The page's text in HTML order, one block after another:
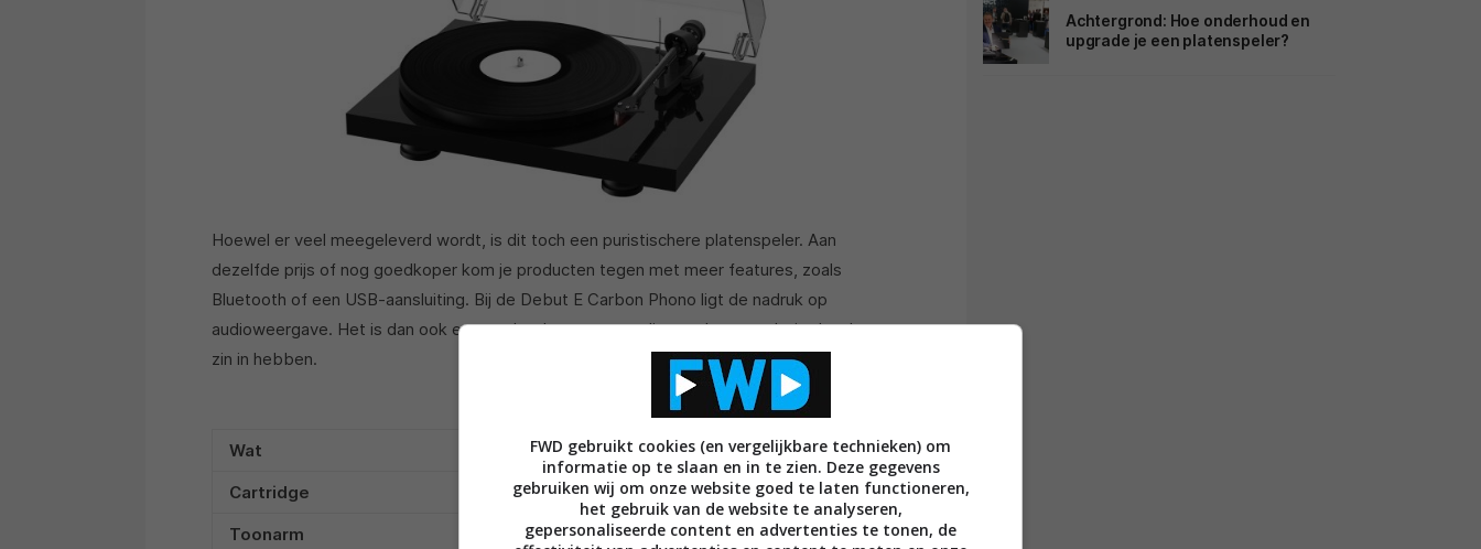
Hoewel er veel meegeleverd wordt, is dit toch een puristischere platenspeler. Aan
dezelfde prijs of nog goedkoper kom je producten tegen met meer features, zoals
Bluetooth of een USB-aansluiting. Bij de Debut E Carbon Phono ligt de nadruk op
audioweergave. Het is dan ook een speler dat wat upgrading toelaat, mocht je daar later
zin in hebben.
Wat
Platenspeler met riemaandrijving
Cartridge
Ortofon 2M Red
Toonarm
Pro-Ject 8,6 inch carbon-toonarm
Achtergrond: Hoe onderhoud en
upgrade je een platenspeler?
FWD gebruikt cookies (en vergelijkbare technieken) om
informatie op te slaan en in te zien. Deze gegevens
gebruiken wij om onze website goed te laten functioneren,
het gebruik van de website te analyseren,
gepersonaliseerde content en advertenties te tonen, de